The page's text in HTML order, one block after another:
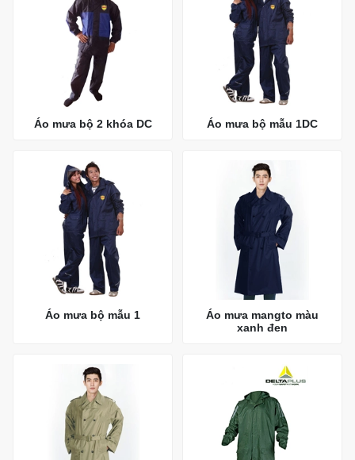
Áo mưa bộ 2 khóa DC Áo mưa bộ mẫu 1DC
Áo mưa bộ mẫu 1
Áo mưa mangto màu
xanh đen